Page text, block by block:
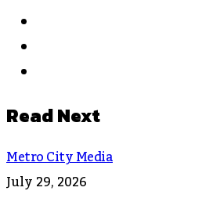
Read Next
Metro City Media
July 29, 2026